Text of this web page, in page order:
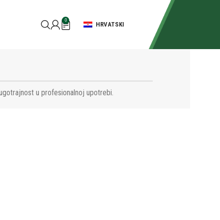
0
HRVATSKI
u profesionalnoj upotrebi.